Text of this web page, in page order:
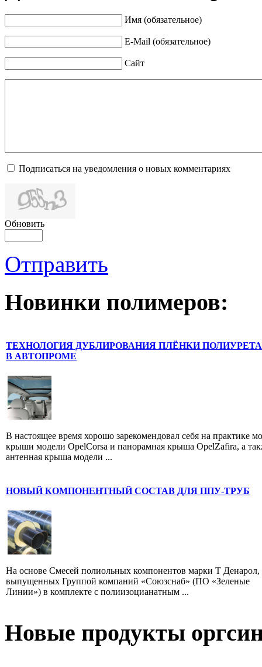
Имя (обязательное)
E-Mail (обязательное)
Сайт
Подписаться на уведомления о новых комментариях
Обновить
Отправить
Новинки полимеров:
ТЕХНОЛОГИЯ ДУБЛИРОВАНИЯ ПЛЁНКИ
В АВТОПРОМЕ
В настоящее время хорошо зарекомендовал себя на практике
крыши модели OpelCorsa и панорамная крыша OpelZafira, а
антенная крыша модели ...
НОВЫЙ КОМПОНЕНТНЫЙ СОСТАВ ДЛЯ ППУ-ТРУБ
На основе Смесей полиольных компонентов марки Т Денарол,
выпущенных Группой компаний «Союзснаб» (ПО «Зеленые
Линии») в комплекте с полиизоцианатным ...
Новые продукты